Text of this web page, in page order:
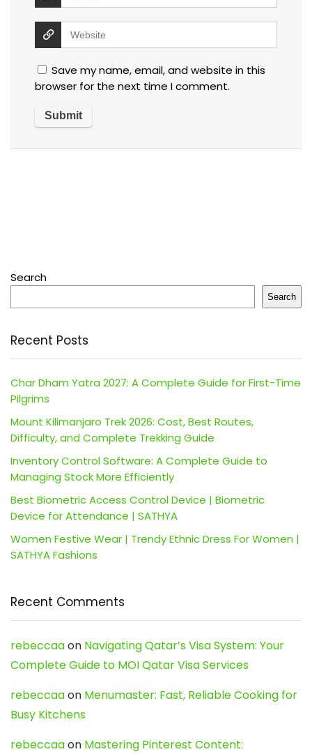
Save my name, email, and website in this
browser for the next time I comment.
Search
Search
Recent Posts
Char Dham Yatra 2027: A Complete Guide for First-Time
Pilgrims
Mount Kilimanjaro Trek 2026: Cost, Best Routes,
Difficulty, and Complete Trekking Guide
Inventory Control Software: A Complete Guide to
Managing Stock More Efficiently
Best Biometric Access Control Device | Biometric
Device for Attendance | SATHYA
Women Festive Wear | Trendy Ethnic Dress For Women |
SATHYA Fashions
Recent Comments
rebeccaaon Navigating Qatar’s Visa System: Your
Complete Guide to MOI Qatar Visa Services
rebeccaaon Menumaster: Fast, Reliable Cooking for
Busy Kitchens
rebeccaaon Mastering Pinterest Content: